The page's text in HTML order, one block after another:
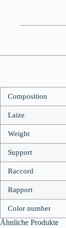
Composition
Laize
Weight
Support
Raccord
Rapport
Color number
Ähnliche Produkte